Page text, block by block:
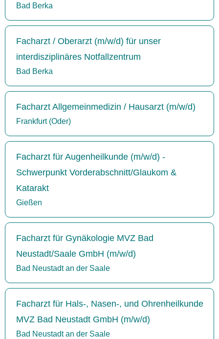
Bad Berka
Facharzt / Oberarzt (m/w/d) für unser
interdisziplinäres Notfallzentrum
Bad Berka
Facharzt Allgemeinmedizin / Hausarzt (m/w/d)
Frankfurt (Oder)
Facharzt für Augenheilkunde (m/w/d) -
Schwerpunkt Vorderabschnitt/Glaukom &
Katarakt
Gießen
Facharzt für Gynäkologie MVZ Bad
Neustadt/Saale GmbH (m/w/d)
Bad Neustadt an der Saale
Facharzt für Hals-, Nasen-, und Ohrenheilkunde
MVZ Bad Neustadt GmbH (m/w/d)
Bad Neustadt an der Saale